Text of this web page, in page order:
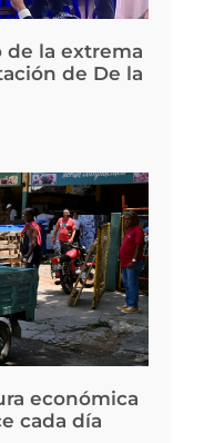
de la extrema
de De la
económica
cada día